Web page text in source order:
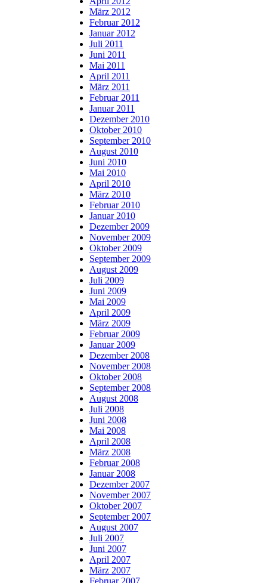
März 2012
Februar 2012
Januar 2012
Juli 2011
Juni 2011
Mai 2011
April 2011
März 2011
Februar 2011
Januar 2011
Dezember 2010
Oktober 2010
September 2010
August 2010
Juni 2010
Mai 2010
April 2010
März 2010
Februar 2010
Januar 2010
Dezember 2009
November 2009
Oktober 2009
September 2009
August 2009
Juli 2009
Juni 2009
Mai 2009
April 2009
März 2009
Februar 2009
Januar 2009
Dezember 2008
November 2008
Oktober 2008
September 2008
August 2008
Juli 2008
Juni 2008
Mai 2008
April 2008
März 2008
Februar 2008
Januar 2008
Dezember 2007
November 2007
Oktober 2007
September 2007
August 2007
Juli 2007
Juni 2007
April 2007
März 2007
Februar 2007